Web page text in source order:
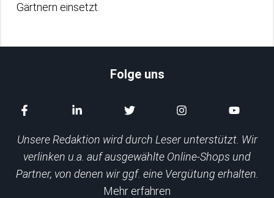
Gärtnern einsetzt.
Folge uns
Unsere Redaktion wird durch Leser unterstützt. Wir
verlinken u.a. auf ausgewählte Online-Shops und
Partner, von denen wir ggf. eine Vergütung erhalten.
Mehr erfahren